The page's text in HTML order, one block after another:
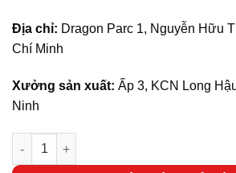
Địa chỉ: Dragon Parc 1, Nguyễn Hữu
Chí Minh
Xưởng sản xuất: Ấp 3, KCN Long
Ninh
Bàn làm việc , học tập Home 79 số lượng